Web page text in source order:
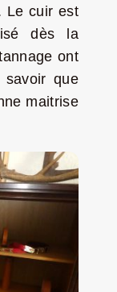
Le cuir est
dès la
ont
que
maitrise